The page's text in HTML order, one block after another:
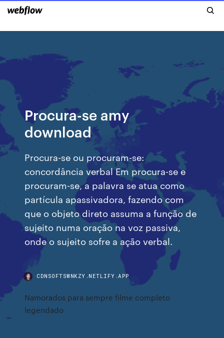
Procura-se amy
download
Procura-se ou procuram-se:
concordância verbal Em procura-se e
procuram-se, a palavra se atua como
partícula apassivadora, fazendo com
que o objeto direto assuma a função de
sujeito numa oração na voz passiva,
onde o sujeito sofre a ação verbal.
CDNSOFTSWNKZY.NETLIFY.APP
Namorados para sempre filme completo
legendado